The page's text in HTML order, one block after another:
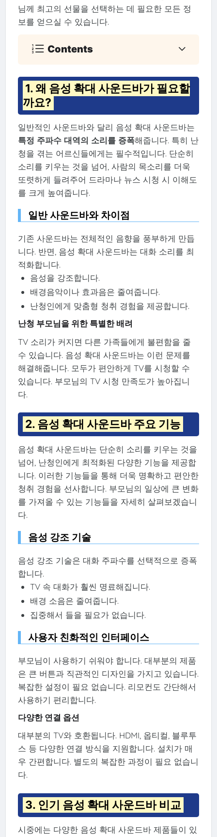
님께 최고의 선물을 선택하는 데 필요한 모든 정
보를 얻으실 수 있습니다.
Contents
1. 왜 음성 확대 사운드바가 필요할
까요?
일반적인 사운드바와 달리 음성 확대 사운드바는
특정 주파수 대역의 소리를 증폭해줍니다. 특히 난
청을 겪는 어르신들에게는 필수적입니다. 단순히
소리를 키우는 것을 넘어, 사람의 목소리를 더욱
또렷하게 들려주어 드라마나 뉴스 시청 시 이해도
를 크게 높여줍니다.
일반 사운드바와 차이점
기존 사운드바는 전체적인 음향을 풍부하게 만듭
니다. 반면, 음성 확대 사운드바는 대화 소리를 최
적화합니다.
음성을 강조합니다.
배경음악이나 효과음은 줄여줍니다.
난청인에게 맞춤형 청취 경험을 제공합니다.
난청 부모님을 위한 특별한 배려
TV 소리가 커지면 다른 가족들에게 불편함을 줄
수 있습니다. 음성 확대 사운드바는 이런 문제를
해결해줍니다. 모두가 편안하게 TV를 시청할 수
있습니다. 부모님의 TV 시청 만족도가 높아집니
다.
2. 음성 확대 사운드바 주요 기능
음성 확대 사운드바는 단순히 소리를 키우는 것을
넘어, 난청인에게 최적화된 다양한 기능을 제공합
니다. 이러한 기능들을 통해 더욱 명확하고 편안한
청취 경험을 선사합니다. 부모님의 일상에 큰 변화
를 가져올 수 있는 기능들을 자세히 살펴보겠습니
다.
음성 강조 기술
음성 강조 기술은 대화 주파수를 선택적으로 증폭
합니다.
TV 속 대화가 훨씬 명료해집니다.
배경 소음은 줄여줍니다.
집중해서 들을 필요가 없습니다.
사용자 친화적인 인터페이스
부모님이 사용하기 쉬워야 합니다. 대부분의 제품
은 큰 버튼과 직관적인 디자인을 가지고 있습니다.
복잡한 설정이 필요 없습니다. 리모컨도 간단해서
사용하기 편리합니다.
다양한 연결 옵션
대부분의 TV와 호환됩니다. HDMI, 옵티컬, 블루투
스 등 다양한 연결 방식을 지원합니다. 설치가 매
우 간편합니다. 별도의 복잡한 과정이 필요 없습니
다.
3. 인기 음성 확대 사운드바 비교
시중에는 다양한 음성 확대 사운드바 제품들이 있